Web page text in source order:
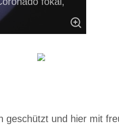
geschützt und hier mit